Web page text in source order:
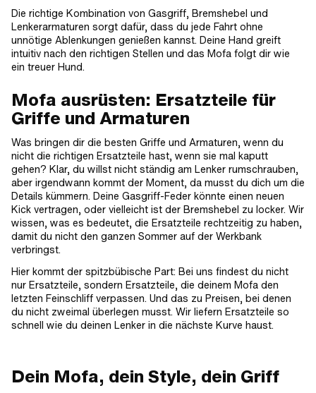
Die richtige Kombination von Gasgriff, Bremshebel und
Lenkerarmaturen sorgt dafür, dass du jede Fahrt ohne
unnötige Ablenkungen genießen kannst. Deine Hand greift
intuitiv nach den richtigen Stellen und das Mofa folgt dir wie
ein treuer Hund.
Mofa ausrüsten: Ersatzteile für
Griffe und Armaturen
Was bringen dir die besten Griffe und Armaturen, wenn du
nicht die richtigen Ersatzteile hast, wenn sie mal kaputt
gehen? Klar, du willst nicht ständig am Lenker rumschrauben,
aber irgendwann kommt der Moment, da musst du dich um die
Details kümmern. Deine Gasgriff-Feder könnte einen neuen
Kick vertragen, oder vielleicht ist der Bremshebel zu locker. Wir
wissen, was es bedeutet, die Ersatzteile rechtzeitig zu haben,
damit du nicht den ganzen Sommer auf der Werkbank
verbringst.
Hier kommt der spitzbübische Part: Bei uns findest du nicht
nur Ersatzteile, sondern Ersatzteile, die deinem Mofa den
letzten Feinschliff verpassen. Und das zu Preisen, bei denen
du nicht zweimal überlegen musst. Wir liefern Ersatzteile so
schnell wie du deinen Lenker in die nächste Kurve haust.
Dein Mofa, dein Style, dein Griff